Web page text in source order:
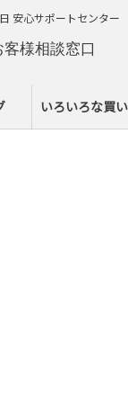
客様相談窓口
いろいろな買
安心サポートセンター